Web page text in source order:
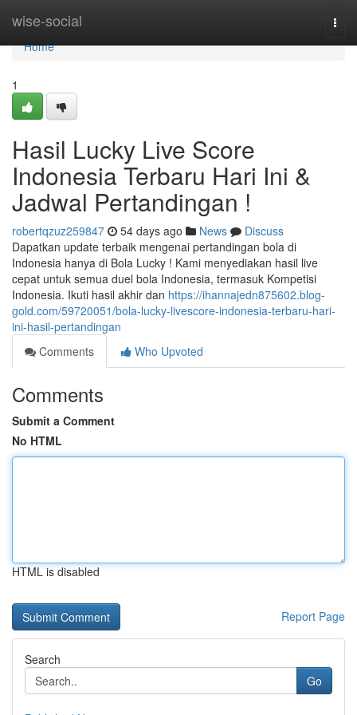
wise-social
Home
Home
1
Hasil Lucky Live Score
Indonesia Terbaru Hari Ini &
Jadwal Pertandingan !
robertqzuz259847 54 days ago News
Discuss
Dapatkan update terbaik mengenai pertandingan bola di
Indonesia hanya di Bola Lucky ! Kami menyediakan hasil live
cepat untuk semua duel bola Indonesia, termasuk Kompetisi
Indonesia. Ikuti hasil akhir dan https://ihannajedn875602.blog-
gold.com/59720051/bola-lucky-livescore-indonesia-terbaru-hari-
ini-hasil-pertandingan
Comments
Who Upvoted
Comments
Submit a Comment
No HTML
HTML is disabled
Report Page
Search
Go